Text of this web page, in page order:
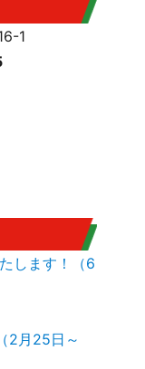
1
します！（6
2月25日～